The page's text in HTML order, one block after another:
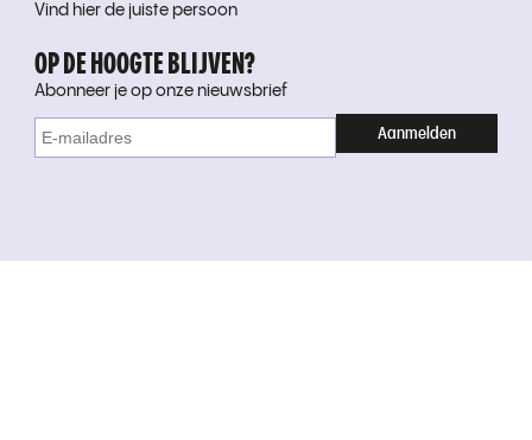
Vind hier de juiste persoon
OP DE HOOGTE BLIJVEN?
Abonneer je op onze nieuwsbrief